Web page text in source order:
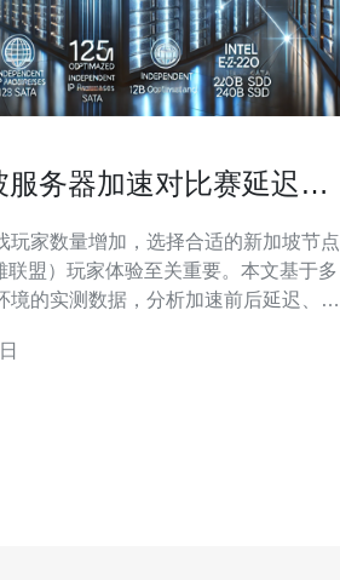
服务器加速对比赛延迟与
玩家数量增加，选择合适的新加坡节点
联盟）玩家体验至关重要。本文基于多
境的实测数据，分析加速前后延迟、抖
等技术给出购买建议。 测试环境与